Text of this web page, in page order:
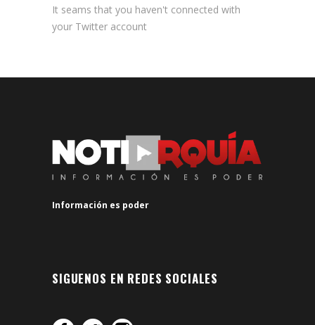
It seams that you haven't connected with
your Twitter account
Información es poder
SIGUENOS EN REDES SOCIALES